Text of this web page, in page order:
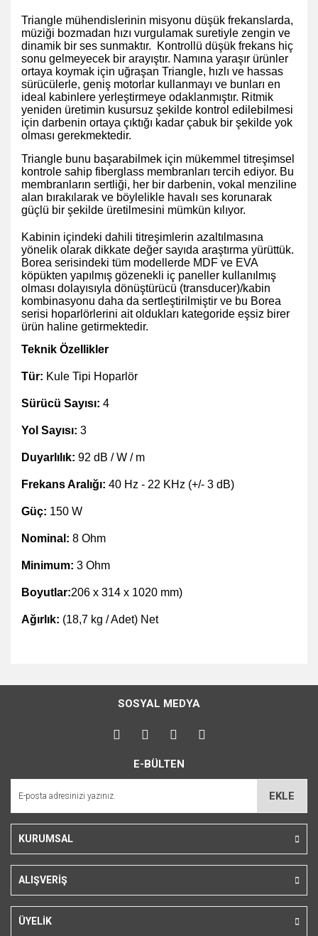
Triangle mühendislerinin misyonu düşük frekanslarda,
müziği bozmadan hızı vurgulamak suretiyle zengin ve
dinamik bir ses sunmaktır. Kontrollü düşük frekans hiç
sonu gelmeyecek bir arayıştır. Namına yaraşır ürünler
ortaya koymak için uğraşan Triangle, hızlı ve hassas
sürücülerle, geniş motorlar kullanmayı ve bunları en
ideal kabinlere yerleştirmeye odaklanmıştır. Ritmik
yeniden üretimin kusursuz şekilde kontrol edilebilmesi
için darbenin ortaya çıktığı kadar çabuk bir şekilde yok
olması gerekmektedir.
Triangle bunu başarabilmek için mükemmel titreşimsel
kontrole sahip fiberglass membranları tercih ediyor. Bu
membranların sertliği, her bir darbenin, vokal menziline
alan bırakılarak ve böylelikle havalı ses korunarak
güçlü bir şekilde üretilmesini mümkün kılıyor.
Kabinin içindeki dahili titreşimlerin azaltılmasına
yönelik olarak dikkate değer sayıda araştırma yürüttük.
Borea serisindeki tüm modellerde MDF ve EVA
köpükten yapılmış gözenekli iç paneller kullanılmış
olması dolayısıyla dönüştürücü (transducer)/kabin
kombinasyonu daha da sertleştirilmiştir ve bu Borea
serisi hoparlörlerini ait oldukları kategoride eşsiz birer
ürün haline getirmektedir.
Teknik Özellikler
Tür: Kule Tipi Hoparlör
Sürücü Sayısı: 4
Yol Sayısı: 3
Duyarlılık: 92 dB / W / m
Frekans Aralığı: 40 Hz - 22 KHz (+/- 3 dB)
Güç: 150 W
Nominal: 8 Ohm
Minimum: 3 Ohm
Boyutlar:206 x 314 x 1020 mm)
Ağırlık: (18,7 kg / Adet) Net
konularda yetersiz gördüğünüz noktaları öneri formunu
kullanarak tarafımıza iletebilirsiniz.
Görüş ve önerileriniz için teşekkür ederiz.
Ürün açıklamasında eksik bilgiler bulunuyor.
Bu ürüne benzer farklı alternatifler olmalı.
SOSYAL MEDYA
E-BÜLTEN
EKLE
KURUMSAL
ALIŞVERİŞ
ÜYELİK